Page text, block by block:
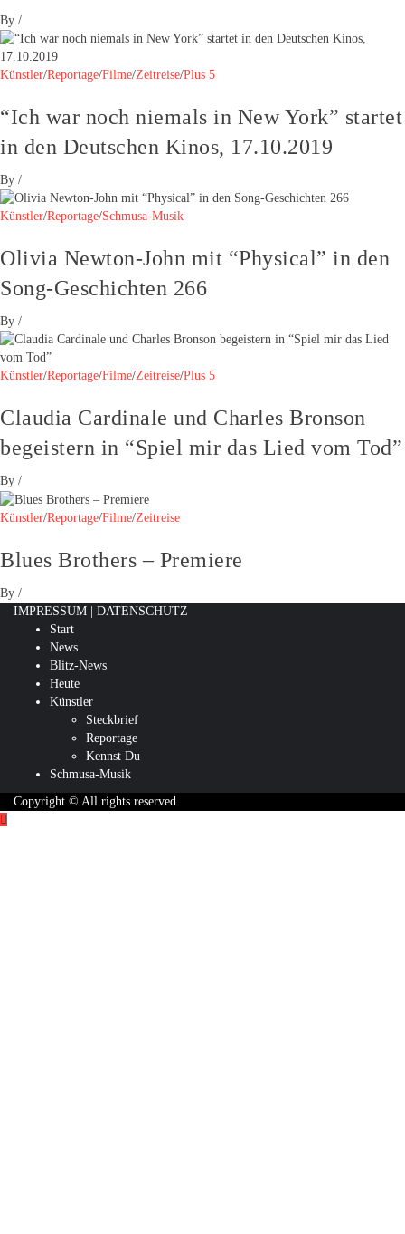
By /
Künstler/Reportage/Filme/Zeitreise/Plus 5
“Ich war noch niemals in New York” startet
in den Deutschen Kinos, 17.10.2019
By /
Künstler/Reportage/Schmusa-Musik
Olivia Newton-John mit “Physical” in den
Song-Geschichten 266
By /
Künstler/Reportage/Filme/Zeitreise/Plus 5
Claudia Cardinale und Charles Bronson
begeistern in “Spiel mir das Lied vom Tod”
By /
Künstler/Reportage/Filme/Zeitreise
Blues Brothers – Premiere
By /
IMPRESSUM
DATENSCHUTZ
Start
News
Blitz-News
Heute
Künstler
Steckbrief
Reportage
Kennst Du
Schmusa-Musik
Copyright © All rights reserved.